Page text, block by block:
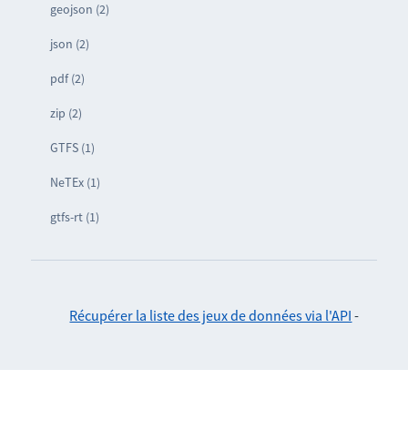
geojson (2)
json (2)
pdf (2)
zip (2)
GTFS (1)
NeTEx (1)
gtfs-rt (1)
Récupérer la liste des jeux de données via l'API -